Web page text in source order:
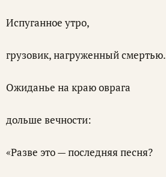
Испуганное утро,
грузовик, нагруженный смертью.
Ожиданье на краю оврага
дольше вечности:
«Разве это — последняя песня?